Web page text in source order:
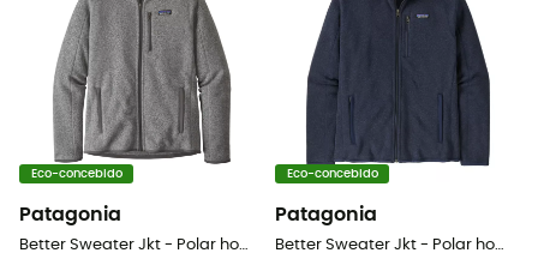
Eco-concebido
Patagonia
Better Sweater Jkt - Polar homem
Eco-concebido
Patagonia
Better Sweater Jkt - Polar homem